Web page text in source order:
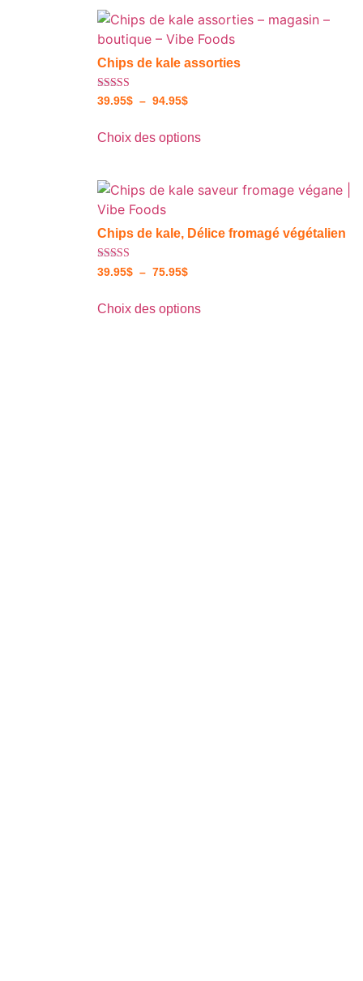
Chips de kale assorties
Note
39.95$ – 94.95$
Choix des options
Chips de kale, Délice fromagé végétalien
Note
4.80
39.95$ – 75.95$
Choix des options